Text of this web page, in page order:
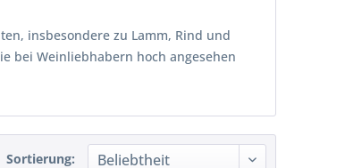
insbesondere zu Lamm, Rind und
bei Weinliebhabern hoch angesehen
Sortierung: